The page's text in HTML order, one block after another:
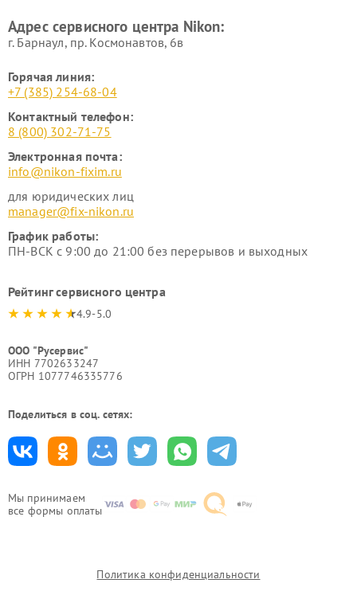
Мы принимаем
все формы оплаты
Адрес сервисного центра Nikon:
г. Барнаул, ​пр. Космонавтов, 6в
Горячая линия:
+7 (385) 254-68-04
Контактный телефон:
8 (800) 302-71-75
Электронная почта:
info@nikon-fixim.ru
для юридических лиц
manager@fix-nikon.ru
График работы:
ПН-ВСК с 9:00 до 21:00 без перерывов и выходных
Рейтинг сервисного центра
4.9-5.0
ООО "Русервис"
ИНН 7702633247
ОГРН 1077746335776
Поделиться в соц. сетях:
Политика конфиденциальности